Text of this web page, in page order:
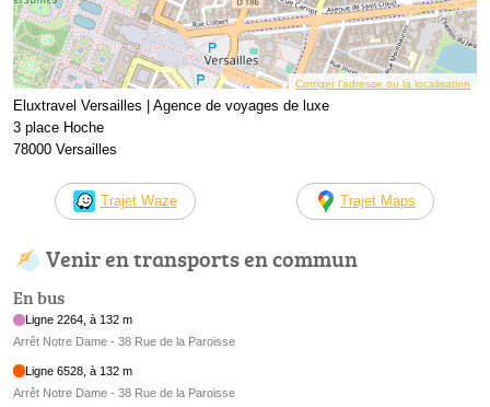
Corriger l’adresse ou la localisation
Eluxtravel Versailles | Agence de voyages de luxe
3 place Hoche
78000 Versailles
Trajet Waze Trajet Maps
Venir en transports en commun
En bus
Ligne 2264, à 132 m
Arrêt Notre Dame - 38 Rue de la Paroisse
Ligne 6528, à 132 m
Arrêt Notre Dame - 38 Rue de la Paroisse